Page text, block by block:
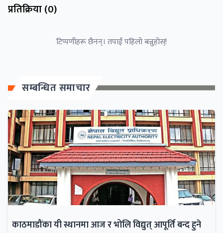
प्रतिक्रिया (0)
टिप्पणीहरू छैनन्। तपाईं पहिलो बन्नुहोस्!
सम्बन्धित समाचार
काठमाडौंका यी स्थानमा आज र भोलि विद्युत् आपूर्ति बन्द हुने